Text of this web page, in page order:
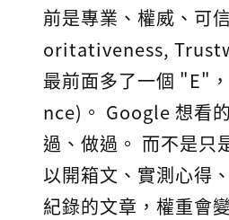
前是專業、權威、可
oritativeness,
最前面多了一個 "E"
nce)。 Google 想看
過、做過。 而不是只
以開箱文、實測心得
紀錄的文章，權重會